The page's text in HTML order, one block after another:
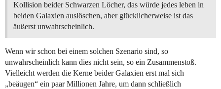
Kollision beider Schwarzen Löcher, das würde jedes leben in
beiden Galaxien auslöschen, aber glücklicherweise ist das
äußerst unwahrscheinlich.
Wenn wir schon bei einem solchen Szenario sind, so
unwahrscheinlich kann dies nicht sein, so ein Zusammenstoß.
Vielleicht werden die Kerne beider Galaxien erst mal sich
„beäugen“ ein paar Millionen Jahre, um dann schließlich